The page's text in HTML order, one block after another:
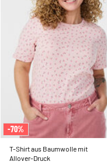
-70%
T-Shirt aus Baumwolle mit
Allover-Druck